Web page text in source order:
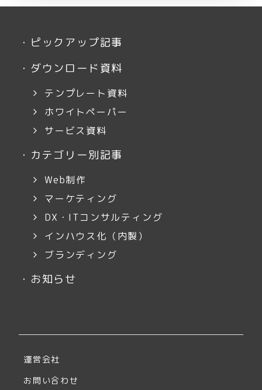
・ ピックアップ記事
・ ダウンロード資料
テンプレート資料
ホワイトペーパー
サービス資料
・ カテゴリー別記事
Web制作
マーケティング
DX・ITコンサルティング
インハウス化（内製）
ブランディング
・ お知らせ
運営会社
お問い合わせ